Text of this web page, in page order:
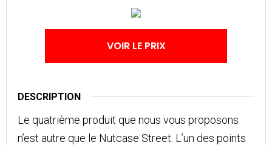
VOIR LE PRIX
DESCRIPTION
Le quatrième produit que nous vous proposons
n’est autre que le Nutcase Street. L’un des points